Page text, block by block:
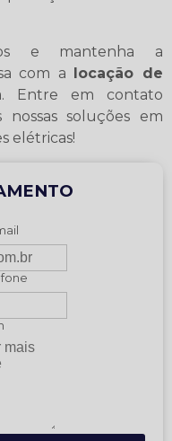
e mantenha a
com a locação de
Entre em contato
soluções em
elétricas!